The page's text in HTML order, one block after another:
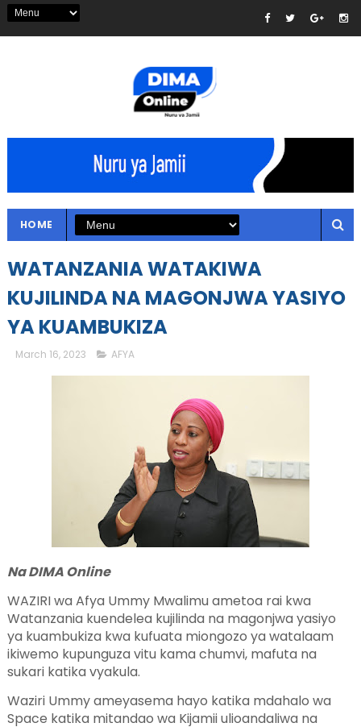
HOME
WATANZANIA WATAKIWA
KUJILINDA NA MAGONJWA YASIYO
YA KUAMBUKIZA
March 16, 2023 AFYA
Na DIMA Online
WAZIRI wa Afya Ummy Mwalimu ametoa rai kwa
Watanzania kuendelea kujilinda na magonjwa yasiyo
ya kuambukiza kwa kufuata miongozo ya watalaam
ikiwemo kupunguza vitu kama chumvi, mafuta na
sukari katika vyakula.
Waziri Ummy ameyasema hayo katika mdahalo wa
Space katika mitandao wa Kijamii ulioandaliwa na